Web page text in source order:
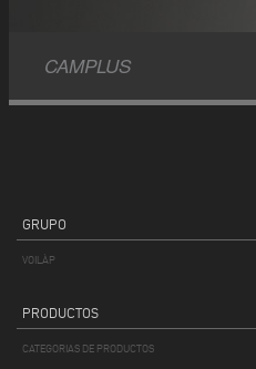
CAMPLUS
GRUPO
VOILÀP
PRODUCTOS
CATEGORIAS DE PRODUCTOS